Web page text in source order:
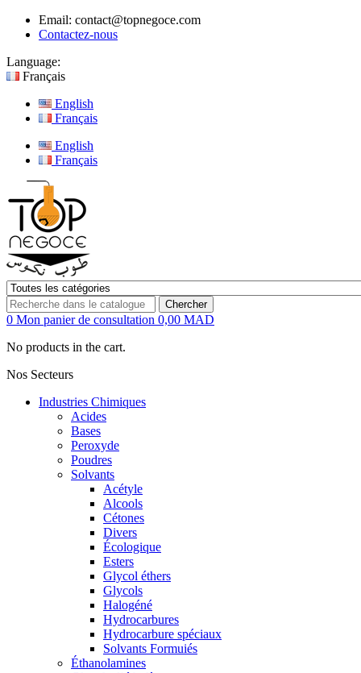
Email: contact@topnegoce.com
Contactez-nous
Language:
Français
English
Français
English
Français
Chercher
0 Mon panier de consultation 0,00 MAD
No products in the cart.
Nos Secteurs
Industries Chimiques
Acides
Bases
Peroxyde
Poudres
Solvants
Acétyle
Alcools
Cétones
Divers
Écologique
Esters
Glycol éthers
Glycols
Halogéné
Hydrocarbures
Hydrocarbure spéciaux
Solvants Formuiés
Éthanolamines